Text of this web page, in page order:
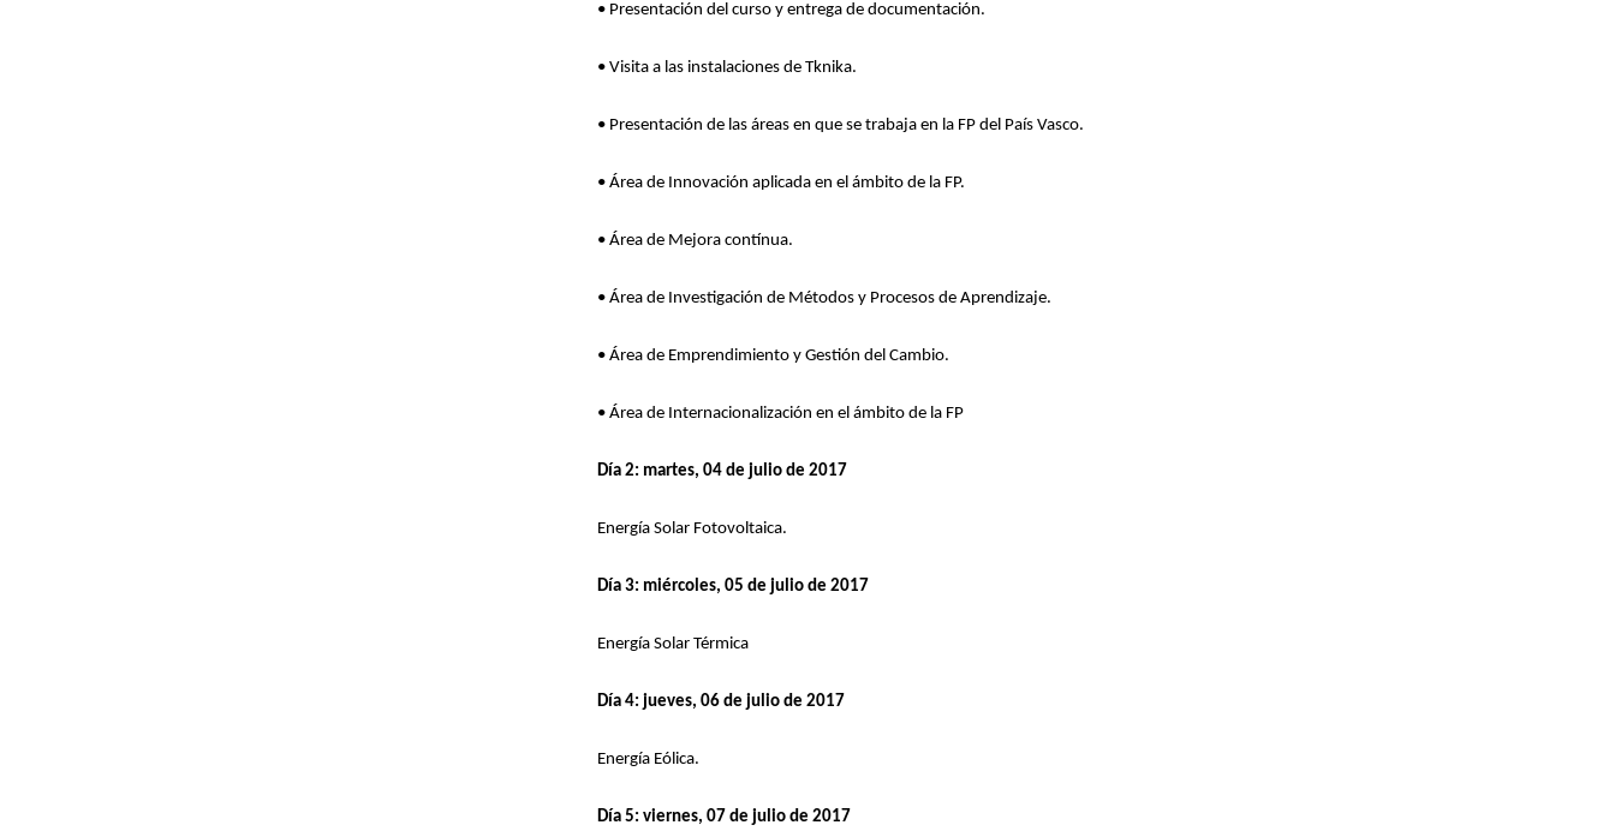
• Presentación del curso y entrega de documentación.
• Visita a las instalaciones de Tknika.
• Presentación de las áreas en que se trabaja en la FP del País Vasco.
• Área de Innovación aplicada en el ámbito de la FP.
• Área de Mejora contínua.
• Área de Investigación de Métodos y Procesos de Aprendizaje.
• Área de Emprendimiento y Gestión del Cambio.
• Área de Internacionalización en el ámbito de la FP
Día 2: martes, 04 de julio de 2017
Energía Solar Fotovoltaica.
Día 3: miércoles, 05 de julio de 2017
Energía Solar Térmica
Día 4: jueves, 06 de julio de 2017
Energía Eólica.
Día 5: viernes, 07 de julio de 2017